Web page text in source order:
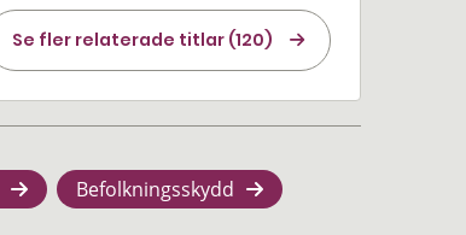
Se fler relaterade titlar (120)
Befolkningsskydd